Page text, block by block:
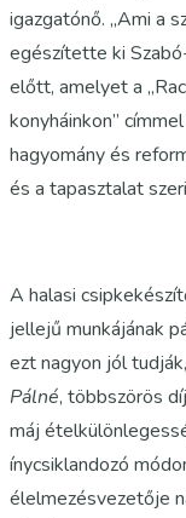
igazgatónő. „Ami a
egészítette ki
előtt, amelyet a
konyháinkon”
hagyomány és
és a tapasztalat
A halasi
jellejű munkájának
ezt nagyon jól
Pálné, többszörös
máj
ínycsiklandozó
élelmezésvezetője